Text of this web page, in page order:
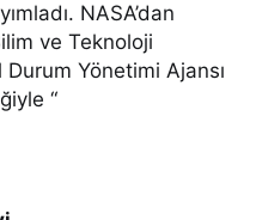
NASA’dan
ve Teknoloji
Yönetimi Ajansı
“